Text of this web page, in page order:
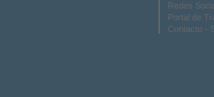
Redes
Portal de
Contacto -